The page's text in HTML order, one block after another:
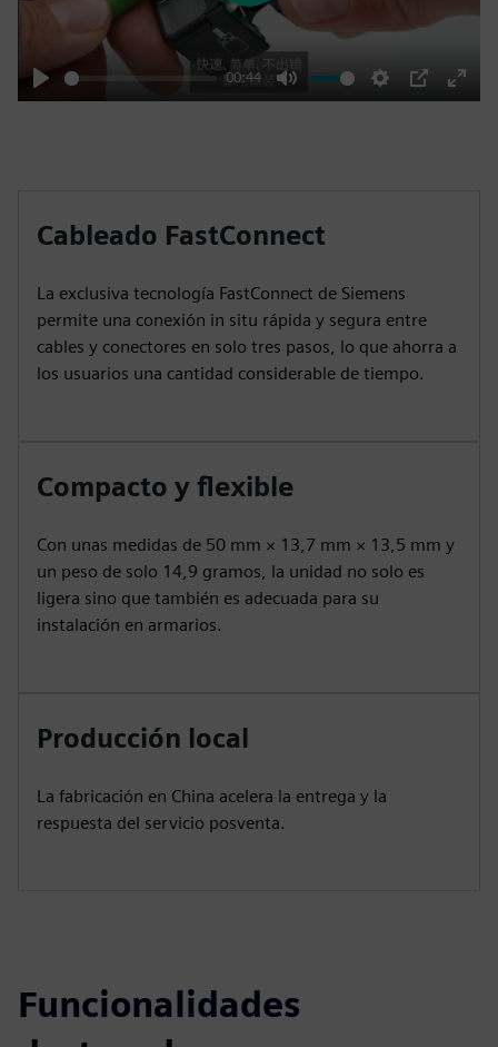
Play
00:44
Mute Settings
PIP
Enter
Cableado FastConnect
La exclusiva tecnología FastConnect de Siemens
permite una conexión in situ rápida y segura entre
cables y conectores en solo tres pasos, lo que ahorra a
los usuarios una cantidad considerable de tiempo.
Compacto y flexible
Con unas medidas de 50 mm × 13,7 mm × 13,5 mm y
un peso de solo 14,9 gramos, la unidad no solo es
ligera sino que también es adecuada para su
instalación en armarios.
Producción local
La fabricación en China acelera la entrega y la
respuesta del servicio posventa.
Funcionalidades